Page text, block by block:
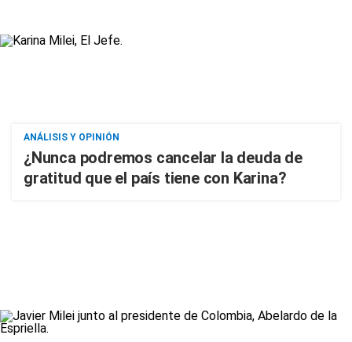
ANÁLISIS Y OPINIÓN
¿Nunca podremos cancelar la deuda de
gratitud que el país tiene con Karina?